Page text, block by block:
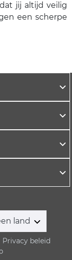
jij altijd veilig
een scherpe
land
Privacy beleid